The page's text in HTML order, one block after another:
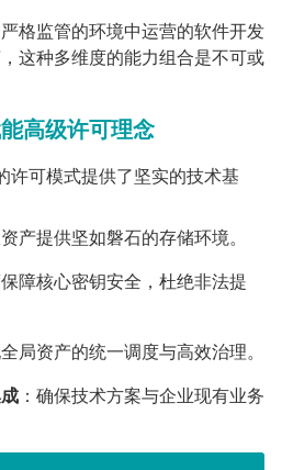
格监管的环境中运营的软件开发
这种多维度的能力组合是不可或
高级许可理念
可模式提供了坚实的技术基
产提供坚如磐石的存储环境。
保障核心密钥安全，杜绝非法提
全局资产的统一调度与高效治理。
：确保技术方案与企业现有业务